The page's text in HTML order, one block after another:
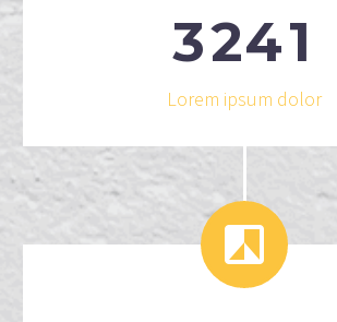
3241
Lorem ipsum dolor

